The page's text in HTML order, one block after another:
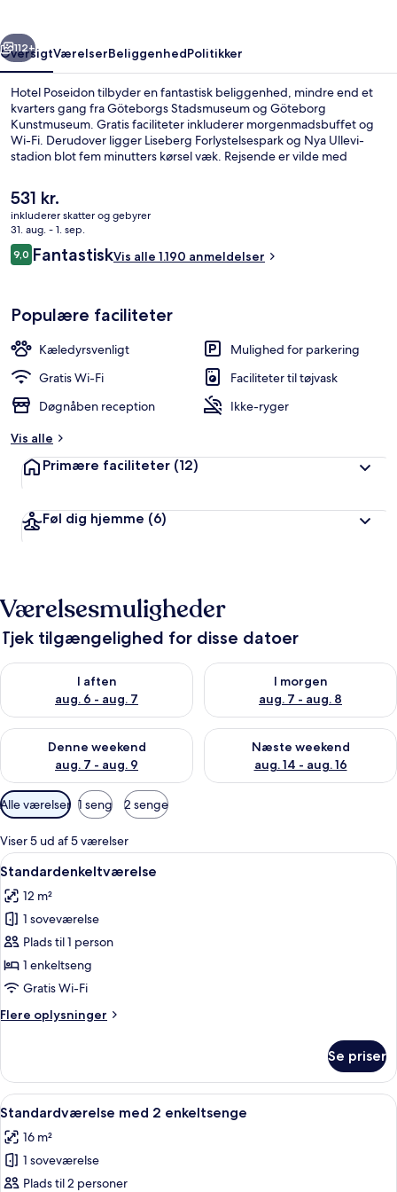
Næste
112+
OversigtVærelserBeliggenhedPolitikker
Hotel Poseidon tilbyder en fantastisk beliggenhed, mindre end et
kvarters gang fra Göteborgs Stadsmuseum og Göteborg
Kunstmuseum. Gratis faciliteter inkluderer morgenmadsbuffet og
Wi-Fi. Derudover ligger Liseberg Forlystelsespark og Nya Ullevi-
stadion blot fem minutters kørsel væk. Rejsende er vilde med
ligger kun en kort gåtur væk: Vasaplatsen Sporvognsstation ligger 2
minutter væk og Vasa Viktoriagatan Sporvognsstation ligger 5
minutter derfra.
Den
nuværende
pris
er
531 kr.
531 kr.
inkluderer skatter og gebyrer
31. aug. - 1. sep.
Anmeldelser
9,09,0 ud af 10.
FantastiskVis alle 1.190 anmeldelser
Populære faciliteter
Kæledyrsvenligt
Mulighed for parkering
Gratis Wi-Fi
Faciliteter til tøjvask
Døgnåben reception
Ikke-ryger
Vis alle
Primære faciliteter (12)
Føl dig hjemme (6)
Værelsesmuligheder
Tjek tilgængelighed for disse datoer
I aften
aug. 6 - aug. 7
Tjek tilgængelighed for i aften aug. 6 - aug. 7
I morgen
aug. 7 - aug. 8
Tjek tilgængelighed for i
Denne weekend
aug. 7 - aug. 9
Tjek tilgængelighed for denne weekend aug. 7 - aug. 9
Næste weekend
aug. 14 - aug. 16
Tjek tilgængelighed for næste
Tilgængelige
filtre
for
værelser
Alle værelser 1 seng 2 senge
Viser 5 ud af 5 værelser
Indlæs
alle
billeder
af
Standardenkeltværelse
Et hotelværelse med seng,
10
Standardenkeltværelse
12 m²
1 soveværelse
Plads til 1 person
1 enkeltseng
Gratis Wi-Fi
Flere oplysninger
Flere
Se priser
Indlæs
alle
billeder
af
Standardværelse
Et moderne hotelværelse med en
17
Standardværelse med 2 enkeltsenge
16 m²
1 soveværelse
Plads til 2 personer